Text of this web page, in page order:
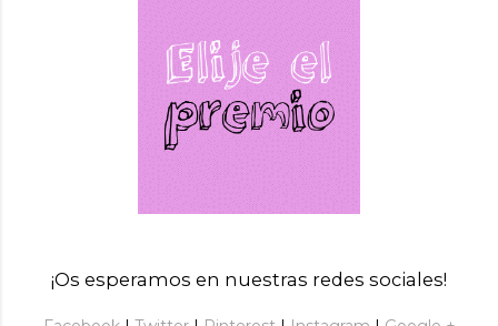
¡Os esperamos en nuestras redes sociales!